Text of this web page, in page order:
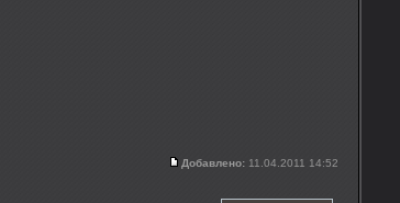
Добавлено: 11.04.2011 14:52